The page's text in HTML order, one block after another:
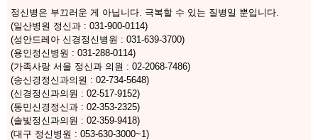
정신병은 부끄러운 게 아닙니다. 극복할 수 있는 질병일 뿐입니다.
(일산병원 정신과 : 031-900-0114)
(성안드레아 신경정신병원 : 031-639-3700)
(용인정신병원 : 031-288-0114)
(가족사랑 서울 정신과 의원 : 02-2068-7486)
(송신경정신과의원 : 02-734-5648)
(신경정신과의원 : 02-517-9152)
(동민신경정신과 : 02-353-2325)
(솔빛정신과의원 : 02-359-9418)
(대구 정신병원 : 053-630-3000~1)